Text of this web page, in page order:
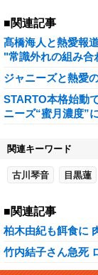
■関連記事
髙橋海人と熱愛報
"常識外れの組み合
ジャニーズと熱愛
STARTO本格始動
ニーズ“蜜月濃度”
関連キーワード
古川琴音 目黒蓮
■関連記事
柏木由紀も餌食に
竹内結子さん急死